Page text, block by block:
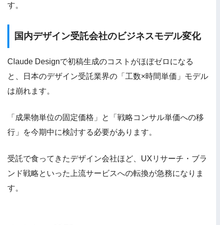
す。
国内デザイン受託会社のビジネスモデル変化
Claude Designで初稿生成のコストがほぼゼロになる
と、日本のデザイン受託業界の「工数×時間単価」モデル
は崩れます。
「成果物単位の固定価格」と「戦略コンサル単価への移
行」を今期中に検討する必要があります。
受託で食ってきたデザイン会社ほど、UXリサーチ・ブラ
ンド戦略といった上流サービスへの転換が急務になりま
す。